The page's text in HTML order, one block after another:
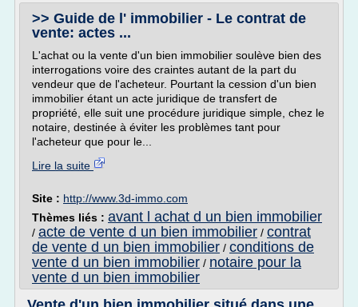
>> Guide de l' immobilier - Le contrat de
vente: actes ...
L'achat ou la vente d'un bien immobilier soulève bien des
interrogations voire des craintes autant de la part du
vendeur que de l'acheteur. Pourtant la cession d'un bien
immobilier étant un acte juridique de transfert de
propriété, elle suit une procédure juridique simple, chez le
notaire, destinée à éviter les problèmes tant pour
l'acheteur que pour le...
Lire la suite
Site : http://www.3d-immo.com
Thèmes liés : avant l achat d un bien immobilier
/ acte de vente d un bien immobilier / contrat
de vente d un bien immobilier / conditions de
vente d un bien immobilier / notaire pour la
vente d un bien immobilier